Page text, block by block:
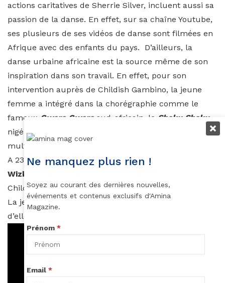
actions caritatives de Sherrie Silver, incluent aussi sa
passion de la danse. En effet, sur sa chaîne Youtube,
ses plusieurs de ses vidéos de danse sont filmées en
Afrique avec des enfants du pays. D’ailleurs, la
danse urbaine africaine est la source même de son
inspiration dans son travail. En effet, pour son
intervention auprès de Childish Gambino, la jeune
femme a intégré dans la chorégraphie comme le
fameux Gwara Gwarasud-africain, le Shaku Shaku
nigérian, l’
multitude d’autres mouvements.
A 23 ans, Sherrie Silver qui a déjà collaboré avec
Wizkid
Childish Gambino une de ses plus belles réalisations.
La jeune femme fera, sans nul doute, encore parler
d’elle.
Ne manquez plus rien !
Soyez au courant des dernières nouvelles,
événements et contenus exclusifs d'Amina
Magazine.
Prénom *
Email *